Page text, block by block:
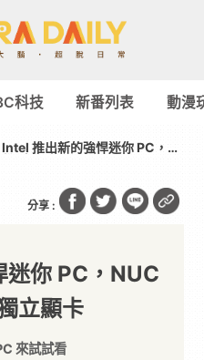
科技 新番列表 動漫
推出新的強悍迷你 PC，
分享 :
你 PC，NUC
立顯卡
來試試看